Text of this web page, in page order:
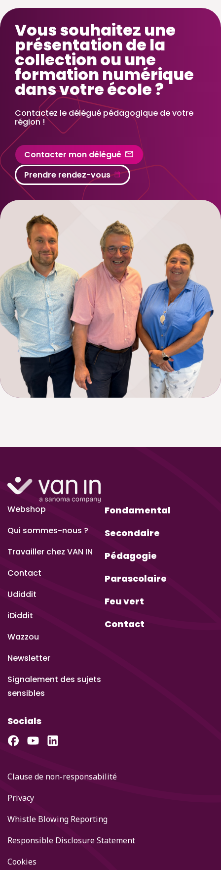
Vous souhaitez une
présentation de la
collection ou une
formation numérique
dans votre école ?
Contactez le délégué pédagogique de votre
région !
Contacter mon délégué
Prendre rendez-vous
Webshop
Qui sommes-nous ?
Travailler chez VAN IN
Contact
Udiddit
iDiddit
Wazzou
Newsletter
Signalement des sujets
sensibles
Fondamental
Secondaire
Pédagogie
Parascolaire
Feu vert
Contact
Socials
Clause de non-responsabilité
Privacy
Whistle Blowing Reporting
Responsible Disclosure Statement
Cookies